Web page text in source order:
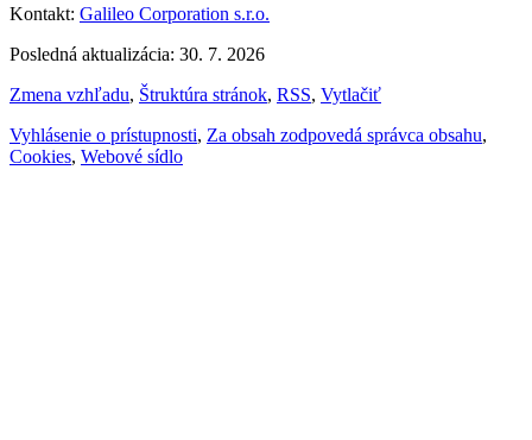
Kontakt: Galileo Corporation s.r.o.
Posledná aktualizácia: 30. 7. 2026
Zmena vzhľadu, Štruktúra stránok, RSS, Vytlačiť
Vyhlásenie o prístupnosti, Za obsah zodpovedá správca obsahu,
Cookies, Webové sídlo